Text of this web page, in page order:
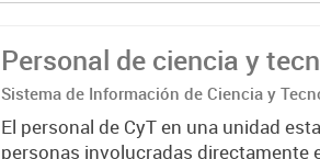
Personal de ciencia y
Sistema de Información de Ciencia y
El personal de CyT en una unidad
personas involucradas directamente